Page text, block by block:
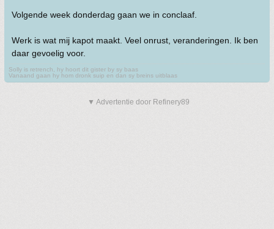
Volgende week donderdag gaan we in conclaaf.
Werk is wat mij kapot maakt. Veel onrust, veranderingen. Ik ben
daar gevoelig voor.
Solly is retrench, hy hoort dit gister by sy baas
Vanaand gaan hy hom dronk suip en dan sy breins uitblaas
▼ Advertentie door Refinery89